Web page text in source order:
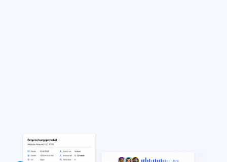
Trusted by over 10 millions users worldwide